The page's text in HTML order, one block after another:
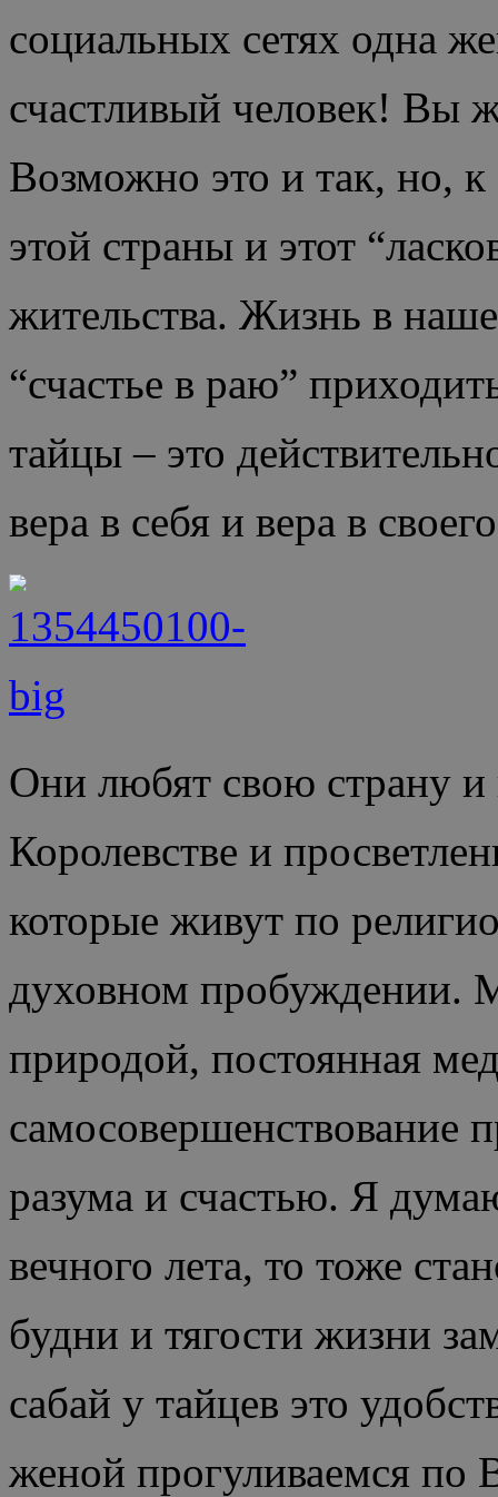
социальных сетях одна
счастливый человек! Вы
Возможно это и так, но,
этой страны и этот
жительства. Жизнь в
“счастье в раю”
тайцы – это
вера в себя и вера в
Они любят свою страну и
Королевстве и
которые живут по
духовном пробуждении.
природой, постоянная
самосовершенствование
разума и счастью. Я
вечного лета, то тоже
будни и тягости жизни
сабай у тайцев это
женой прогуливаемся по